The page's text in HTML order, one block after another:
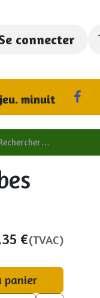
connecter
minuit
panier
€(TVAC)